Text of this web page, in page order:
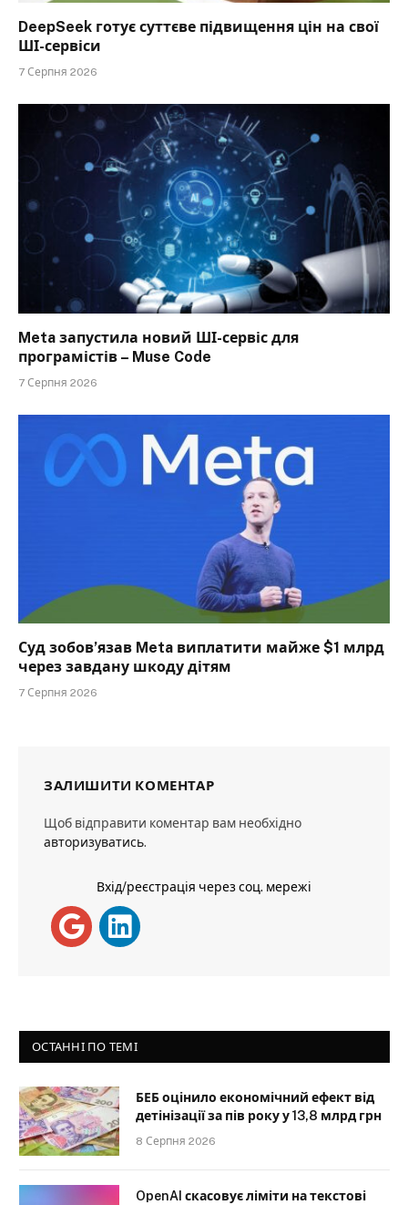
DeepSeek готує суттєве підвищення цін на свої
ШІ-сервіси
7 Серпня 2026
Meta запустила новий ШІ-сервіс для
програмістів – Muse Code
7 Серпня 2026
Суд зобов’язав Meta виплатити майже $1 млрд
через завдану шкоду дітям
7 Серпня 2026
ЗАЛИШИТИ КОМЕНТАР
Щоб відправити коментар вам необхідно
авторизуватись.
Вхід/реєстрація через соц. мережі
ОСТАННІ ПО ТЕМІ
БЕБ оцінило економічний ефект від
детінізації за пів року у 13,8 млрд грн
8 Серпня 2026
OpenAI скасовує ліміти на текстові